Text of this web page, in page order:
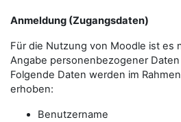
Anmeldung (Zugangsdaten)
Für die Nutzung von Moodle ist es
Angabe personenbezogener
Folgende Daten werden im
erhoben:
Benutzername